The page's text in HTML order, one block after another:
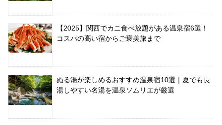
【2025】関西でカニ食べ放題がある温泉宿6選！
コスパの高い宿からご褒美旅まで
ぬる湯が楽しめるおすすめ温泉宿10選｜夏でも長
湯しやすい名湯を温泉ソムリエが厳選